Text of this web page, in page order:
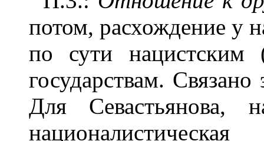
потом, расхождение у
по сути нацистским
государствам.
Для Севастьянова,